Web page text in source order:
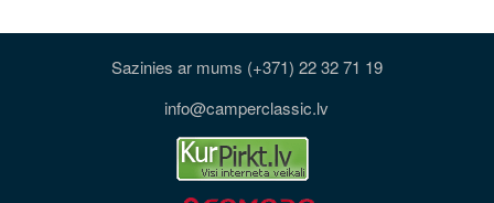
Sazinies ar mums (+371) 22 32 71 19
info@camperclassic.lv